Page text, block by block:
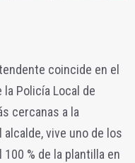
coincide en el
Policía Local de
cercanas a la
alcalde, vive uno de los
% de la plantilla en